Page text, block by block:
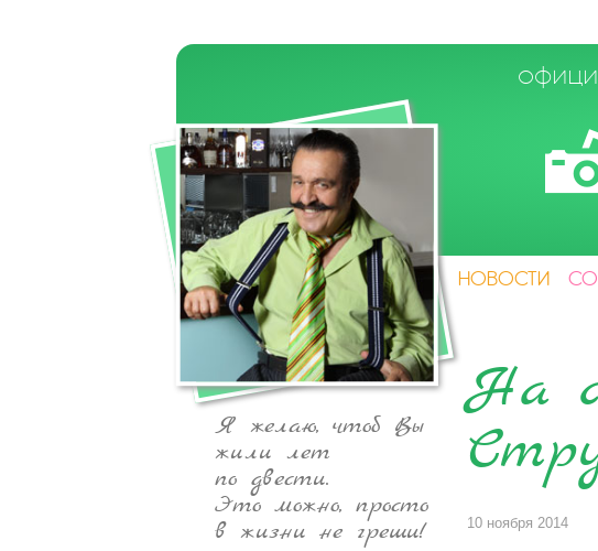
НОВОСТИ
На
10 ноября 2014
Я желаю, чтоб Вы
жили лет
по двести.
Это можно, просто
в жизни не греши!